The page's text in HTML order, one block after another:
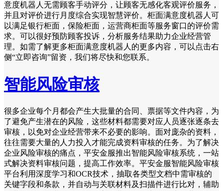
意度机器人无需顾客手动评分，让顾客无感化客观评价服务，
并且对评价进行月度综合实现智慧评价。柜面满意度机器人可
以满足银行柜面，保险柜面，运营商柜面等服务窗口的评价需
求。可以很好预防顾客投诉，分析服务结果助力企业经营管
理。如需了解更多柜面满意度机器人的更多内容，可以点击右
侧“立即咨询”留资，我们将尽快和您联系。
智能风险审核
很多企业每个月都会产生大批量的合同、票据等文件内容，为
了避免产生潜在的风险，这些材料都需要对应人员逐张逐条去
审核，以免对企业经营带来不必要的影响。面对庞杂的资料，
往往需要大量的人力投入才能完成资料审核的任务。为了解决
企业风险审核的痛点，平安金服推出智能风险审核系统，一站
式解决资料审核问题，提高工作效率。平安金服智能风险审核
平台利用深度学习和OCR技术，抽取各类型文档中需审核的
关键字段和条款，并自动与关联材料及扫描件进行比对，辅助